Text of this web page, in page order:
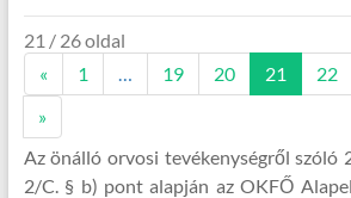
21 / 26 oldal
«
1 … 19 20 21 22
»
Az önálló orvosi tevékenységről szóló
2/C. § b) pont alapján az OKFŐ